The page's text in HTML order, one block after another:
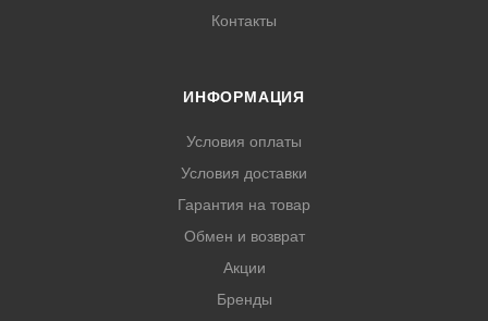
Контакты
ИНФОРМАЦИЯ
Условия оплаты
Условия доставки
Гарантия на товар
Обмен и возврат
Акции
Бренды